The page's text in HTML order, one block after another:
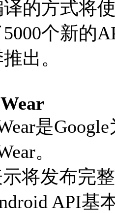
的方式将
个新的
出。
是
。
示将发布完
API基